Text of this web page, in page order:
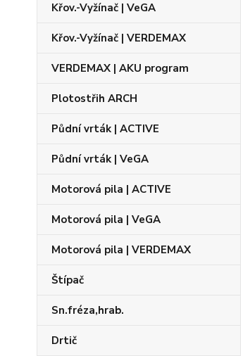
Křov.-Vyžínač | VeGA
Křov.-Vyžínač | VERDEMAX
VERDEMAX | AKU program
Plotostřih ARCH
Půdní vrták | ACTIVE
Půdní vrták | VeGA
Motorová pila | ACTIVE
Motorová pila | VeGA
Motorová pila | VERDEMAX
Štípač
Sn.fréza,hrab.
Drtič